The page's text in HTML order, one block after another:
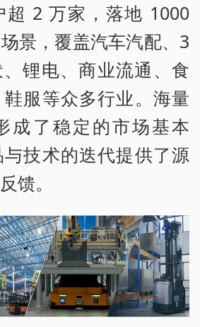
超 2 万家，落地 1000
景，覆盖汽车汽配、3
锂电、商业流通、食
服等众多行业。海量
成了稳定的市场基本
技术的迭代提供了源
馈。